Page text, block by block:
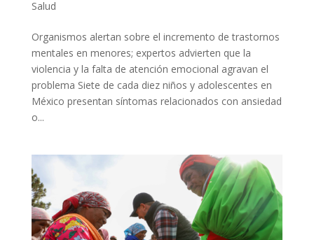
Salud
Organismos alertan sobre el incremento de trastornos
mentales en menores; expertos advierten que la
violencia y la falta de atención emocional agravan el
problema Siete de cada diez niños y adolescentes en
México presentan síntomas relacionados con ansiedad
o...